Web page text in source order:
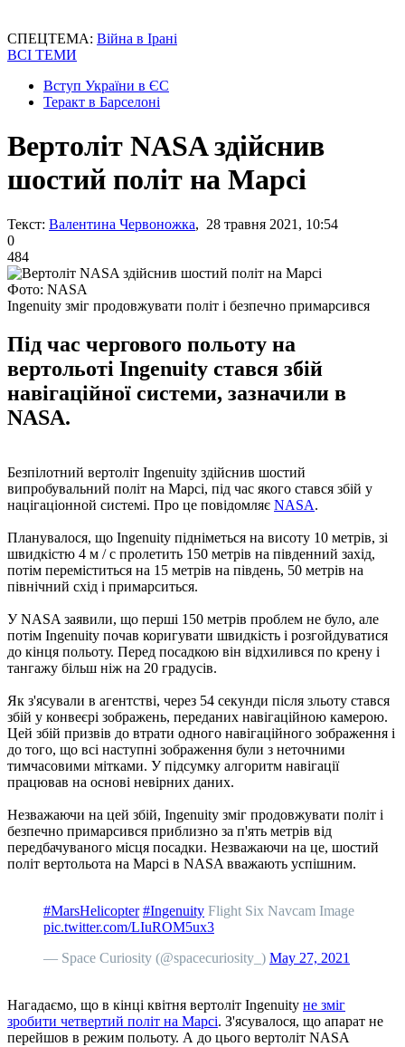
СПЕЦТЕМА: Війна в Ірані
ВСІ ТЕМИ
Вступ України в ЄС
Теракт в Барселоні
Вертоліт NASA здійснив
шостий політ на Марсі
Текст: Валентина Червоножка, 28 травня 2021, 10:54
0
484
Фото: NASA
Ingenuity зміг продовжувати політ і безпечно примарсився
Під час чергового польоту на
вертольоті Ingenuity стався збій
навігаційної системи, зазначили в
NASA.
Безпілотний вертоліт Ingenuity здійснив шостий
випробувальний політ на Марсі, під час якого стався збій у
націгаціонной системі. Про це повідомляє NASA.
Планувалося, що Ingenuity підніметься на висоту 10 метрів, зі
швидкістю 4 м / с пролетить 150 метрів на південний захід,
потім переміститься на 15 метрів на південь, 50 метрів на
північний схід і примарситься.
У NASA заявили, що перші 150 метрів проблем не було, але
потім Ingenuity почав коригувати швидкість і розгойдуватися
до кінця польоту. Перед посадкою він відхилився по крену і
тангажу більш ніж на 20 градусів.
Як з'ясували в агентстві, через 54 секунди після зльоту стався
збій у конвеєрі зображень, переданих навігаційною камерою.
Цей збій призвів до втрати одного навігаційного зображення і
до того, що всі наступні зображення були з неточними
тимчасовими мітками. У підсумку алгоритм навігації
працював на основі невірних даних.
Незважаючи на цей збій, Ingenuity зміг продовжувати політ і
безпечно примарсився приблизно за п'ять метрів від
передбачуваного місця посадки. Незважаючи на це, шостий
політ вертольота на Марсі в NASA вважають успішним.
#MarsHelicopter #Ingenuity Flight Six Navcam Image
pic.twitter.com/LIuROM5ux3
— Space Curiosity (@spacecuriosity_) May 27, 2021
Нагадаємо, що в кінці квітня вертоліт Ingenuity не зміг
зробити четвертий політ на Марсі. З'ясувалося, що апарат не
перейшов в режим польоту. А до цього вертоліт NASA